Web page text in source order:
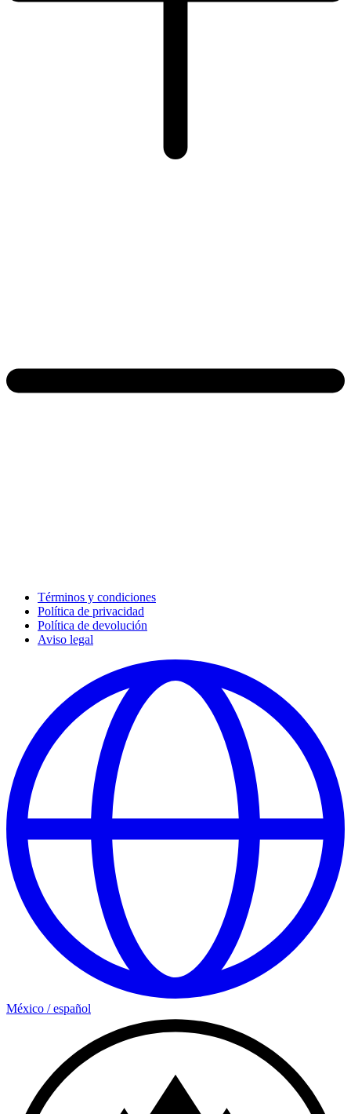
Términos y condiciones
Política de privacidad
Política de devolución
Aviso legal
México /español